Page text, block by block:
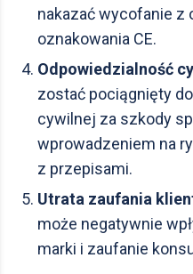
nakazać wycofanie z
oznakowania CE.
Odpowiedzialność
zostać pociągnięty
cywilnej za szkody
wprowadzeniem na
z przepisami.
Utrata zaufania
może negatywnie
marki i zaufanie